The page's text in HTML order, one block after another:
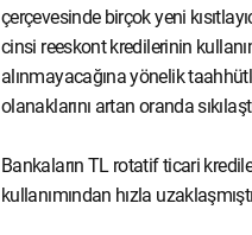
çerçevesinde birçok yeni
cinsi reeskont kredilerinin
alınmayacağına yönelik
olanaklarını artan oranda
Bankaların TL rotatif ticari
kullanımından hızla